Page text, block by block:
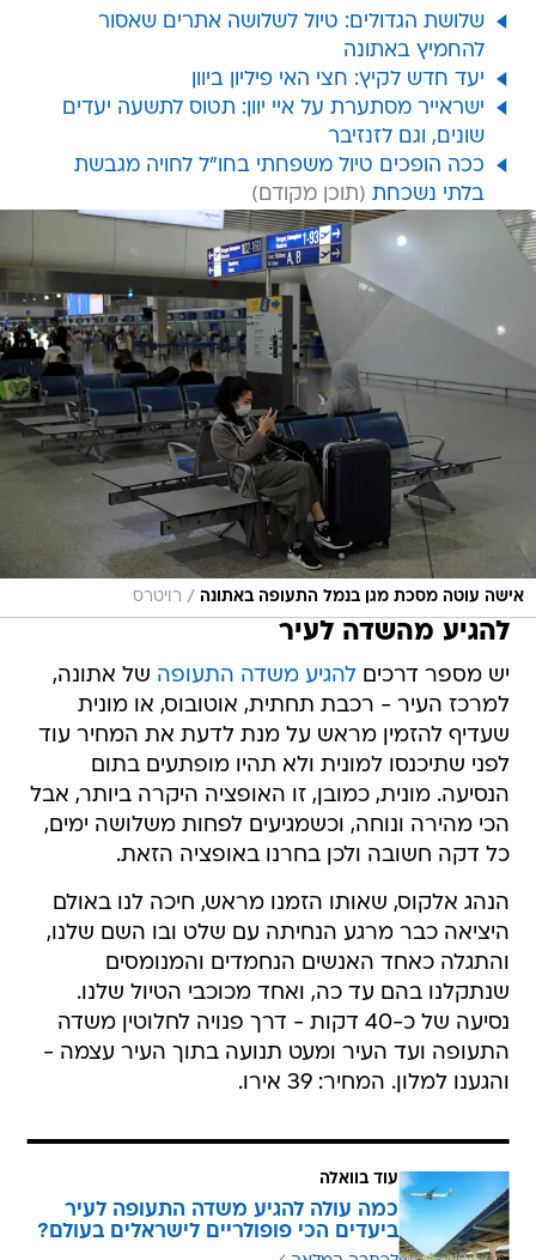
שלושת הגדולים: טיול לשלושה אתרים שאסור
להחמיץ באתונה
יעד חדש לקיץ: חצי האי פיליון ביוון
ישראייר מסתערת על איי יוון: תטוס לתשעה יעדים
שונים, וגם לזנזיבר
ככה הופכים טיול משפחתי בחו"ל לחויה מגבשת
בלתי נשכחת
אישה עוטה מסכת מגן בנמל התעופה באתונה / רויטרס
להגיע מהשדה לעיר
יש מספר דרכיםלהגיע משדה התעופה של אתונה,
למרכז העיר - רכבת תחתית, אוטובוס, או מונית
שעדיף להזמין מראש על מנת לדעת את המחיר עוד
לפני שתיכנסו למונית ולא תהיו מופתעים בתום
הנסיעה. מונית, כמובן, זו האופציה היקרה ביותר, אבל
הכי מהירה ונוחה, וכשמגיעים לפחות משלושה ימים,
כל דקה חשובה ולכן בחרנו באופציה הזאת.
הנהג אלקוס, שאותו הזמנו מראש, חיכה לנו באולם
היציאה כבר מרגע הנחיתה עם שלט ובו השם שלנו,
והתגלה כאחד האנשים הנחמדים והמנומסים
שנתקלנו בהם עד כה, ואחד מכוכבי הטיול שלנו.
נסיעה של כ-40 דקות - דרך פנויה לחלוטין משדה
התעופה ועד העיר ומעט תנועה בתוך העיר עצמה -
והגענו למלון. המחיר: 39 אירו.
עוד בוואלה
כמה עולה להגיע משדה התעופה לעיר
ביעדים הכי פופולריים לישראלים בעולם?